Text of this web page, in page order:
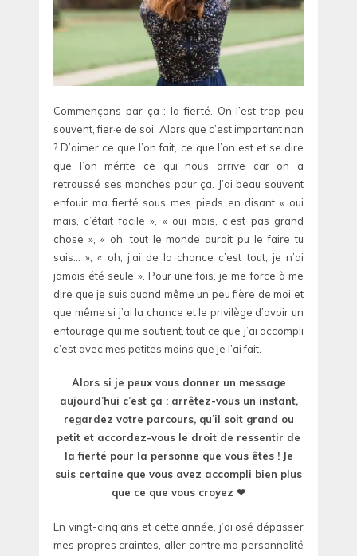
Commençons par ça : la fierté. On l’est trop peu
souvent, fier·e de soi. Alors que c’est important non
? D’aimer ce que l’on fait, ce que l’on est et se dire
que l’on mérite ce qui nous arrive car on a
retroussé ses manches pour ça. J’ai beau souvent
enfouir ma fierté sous mes pieds en disant « oui
mais, c’était facile », « oui mais, c’est pas grand
chose », « oh, tout le monde aurait pu le faire tu
sais… », « oh, j’ai de la chance c’est tout, je n’ai
jamais été seule ». Pour une fois, je me force à me
dire que je suis quand même un peu fière de moi et
que même si j’ai la chance et le privilège d’avoir un
entourage qui me soutient, tout ce que j’ai accompli
c’est avec mes petites mains que je l’ai fait.
Alors si je peux vous donner un message
aujourd’hui c’est ça : arrêtez-vous un instant,
regardez votre parcours, qu’il soit grand ou
petit et accordez-vous le droit de ressentir de
la fierté pour la personne que vous êtes ! Je
suis certaine que vous avez accompli bien plus
que ce que vous croyez ❤
En vingt-cinq ans et cette année, j’ai osé dépasser
mes propres craintes, aller contre ma personnalité